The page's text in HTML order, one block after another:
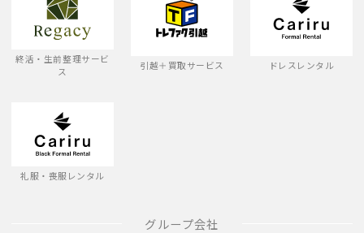
終活・生前整理サービ
ス
引越＋買取サービス ドレスレンタル
礼服・喪服レンタル
グループ会社